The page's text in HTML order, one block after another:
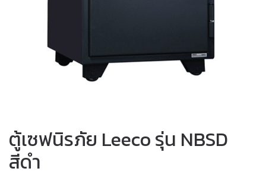
ตู้เซฟนิรภัย Leeco รุ่น NBSD
สีดำ